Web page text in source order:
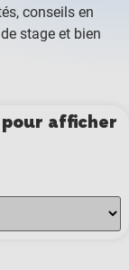
conseils en
stage et bien
afficher